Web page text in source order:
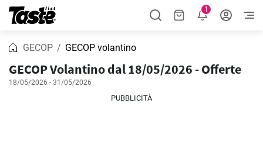
1
GECOP GECOP volantino
GECOP Volantino dal 18/05/2026 - Offerte
18/05/2026 - 31/05/2026
PUBBLICITÀ